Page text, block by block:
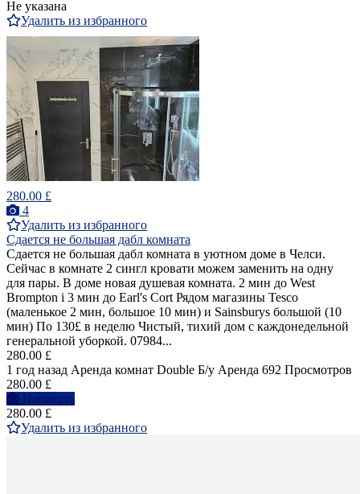
Не указана
Удалить из избранного
280.00 £
4
Удалить из избранного
Сдается не большая дабл комната
Сдается не большая дабл комната в уютном доме в Челси.
Сейчас в комнате 2 сингл кровати можем заменить на одну
для пары. В доме новая душевая комната. 2 мин до West
Brompton i 3 мин до Earl's Cort Рядом магазины Tesco
(маленькое 2 мин, большое 10 мин) и Sainsburys большой (10
мин) По 130£ в неделю Чистый, тихий дом с каждонедельной
генеральной уборкой. 07984...
280.00 £
1 год назад Аренда комнат Double Б/у Аренда 692 Просмотров
280.00 £
Написать
280.00 £
Удалить из избранного